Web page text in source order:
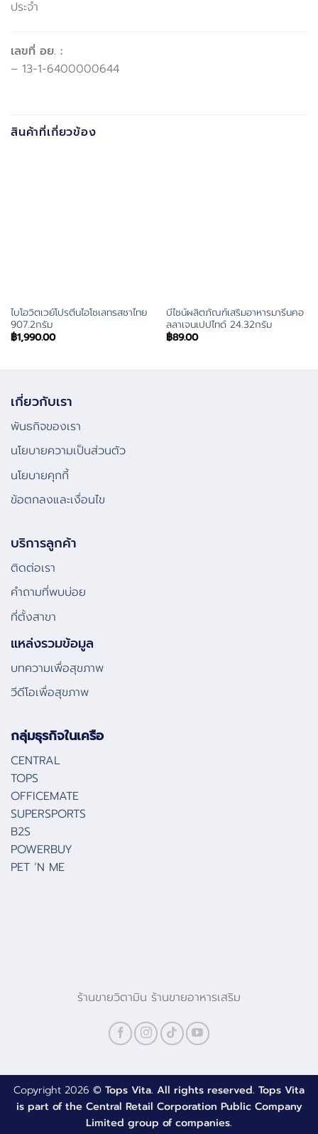
ประจำ
เลขที่ อย. :
– 13-1-6400000644
สินค้าที่เกี่ยวข้อง
ไบโอวิตเวย์โปรตีนไอโซเลทรสชาไทย
907.2กรัม
฿1,990.00
บีไชน์ผลิตภัณฑ์เสริมอาหารมารีนคอ
ลลาเจนเปปไทด์ 24.32กรัม
฿89.00
เกี่ยวกับเรา
พันธกิจของเรา
นโยบายความเป็นส่วนตัว
นโยบายคุกกี้
ข้อตกลงและเงื่อนไข
บริการลูกค้า
ติดต่อเรา
คําถามที่พบบ่อย
ที่ตั้งสาขา
แหล่งรวมข้อมูล
บทความเพื่อสุขภาพ
วีดีโอเพื่อสุขภาพ
กลุ่มธุรกิจในเครือ
CENTRAL
TOPS
OFFICEMATE
SUPERSPORTS
B2S
POWERBUY
PET ‘N ME
ร้านขายวิตามิน ร้านขายอาหารเสริม
Copyright 2026 © Tops Vita. All rights reserved. Tops Vita
is part of the Central Retail Corporation Public Company
Limited group of companies.